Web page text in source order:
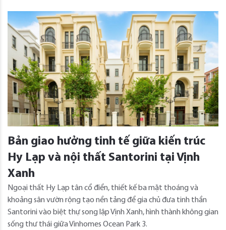
Bản giao hưởng tinh tế giữa kiến trúc
Hy Lạp và nội thất Santorini tại Vịnh
Xanh
Ngoại thất Hy Lạp tân cổ điển, thiết kế ba mặt thoáng và
khoảng sân vườn rộng tạo nền tảng để gia chủ đưa tinh thần
Santorini vào biệt thự song lập Vịnh Xanh, hình thành không gian
sống thư thái giữa Vinhomes Ocean Park 3.